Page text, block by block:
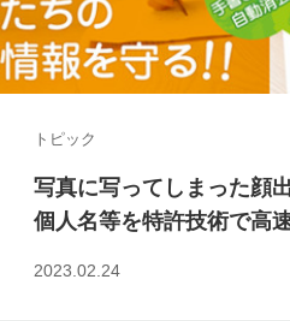
トピック
写真に写ってしまった顔
個人名等を特許技術で高
2023.02.24